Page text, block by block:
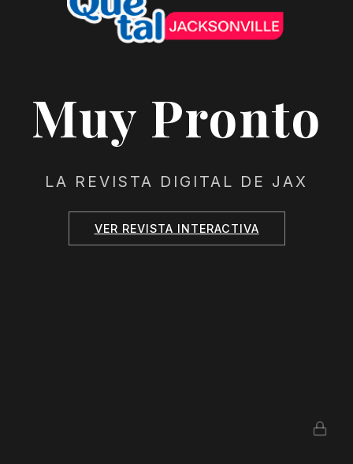
Muy Pronto
LA REVISTA DIGITAL DE JAX
VER REVISTA INTERACTIVA